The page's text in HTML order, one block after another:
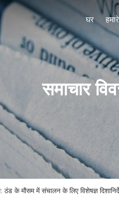
घर
समाचार
के मौसम में संचालन के लिए विशेषज्ञ